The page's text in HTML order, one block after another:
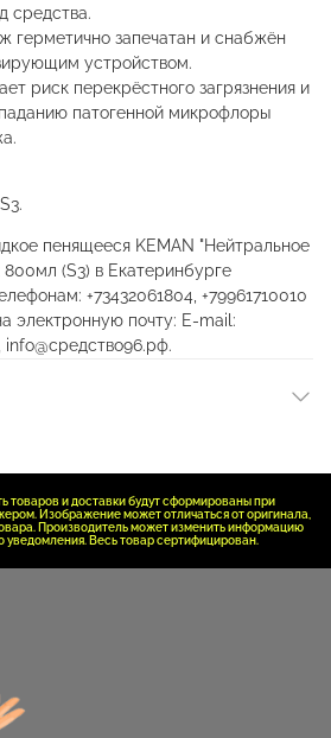
средства.
герметично запечатан и снабжён
устройством.
риск перекрёстного загрязнения и
патогенной микрофлоры
пенящееся KEMAN "Нейтральное
(S3) в Екатеринбурге
+73432061804, +79961710010
электронную почту: E-mail:
товаров и доставки будут сформированы при
Изображение может отличаться от оригинала,
Производитель может изменить информацию
уведомления. Весь товар сертифицирован.